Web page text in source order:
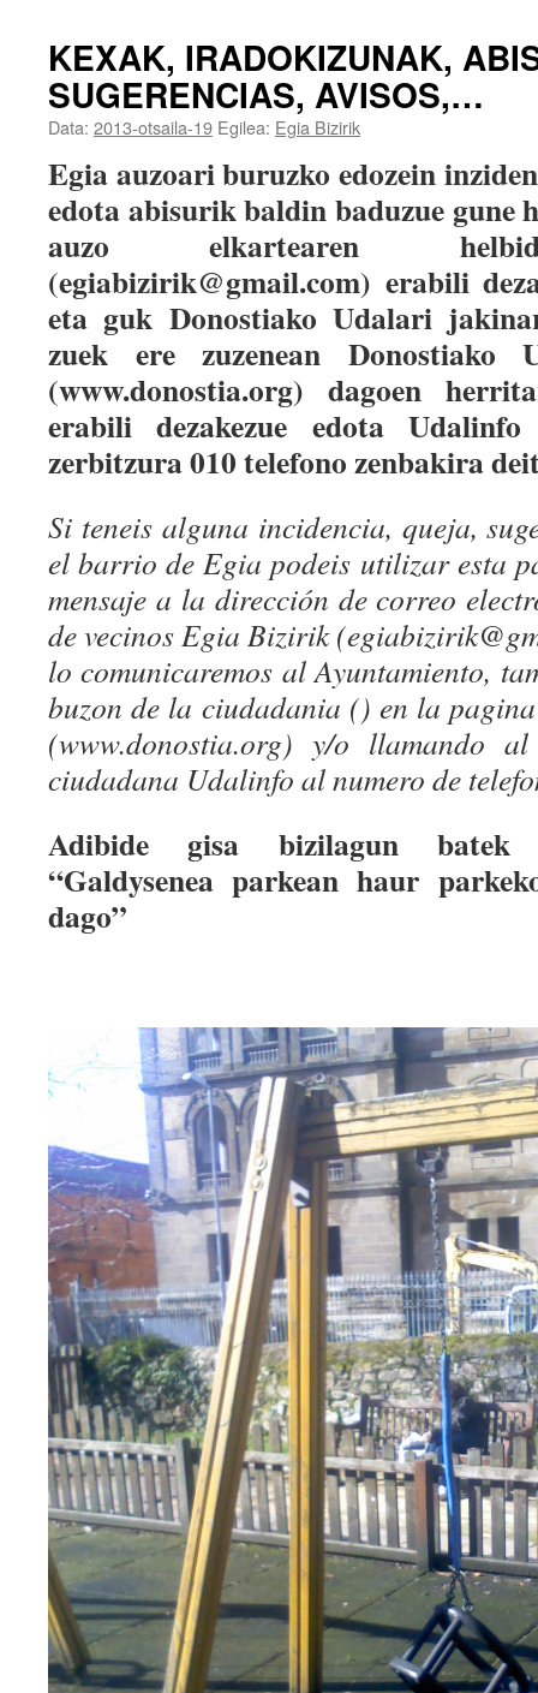
KEXAK, IRADOKIZUNAK,
SUGERENCIAS, AVISOS,…
Data: 2013-otsaila-19 Egilea: Egia Bizirik
Egia auzoari buruzko edozein
edota abisurik baldin baduzue gune
auzo elkartearen
(egiabizirik@gmail.com) erabili
eta guk Donostiako Udalari
zuek ere zuzenean Donostiako
(www.donostia.org) dagoen
erabili dezakezue edota
zerbitzura 010 telefono zenbakira
Si teneis alguna incidencia, queja,
el barrio de Egia podeis utilizar esta
mensaje a la dirección de correo
de vecinos Egia Bizirik
lo comunicaremos al Ayuntamiento,
buzon de la ciudadania () en la
(www.donostia.org) y/o llamando
ciudadana Udalinfo al numero de
Adibide gisa bizilagun batek
“Galdysenea parkean haur
dago”